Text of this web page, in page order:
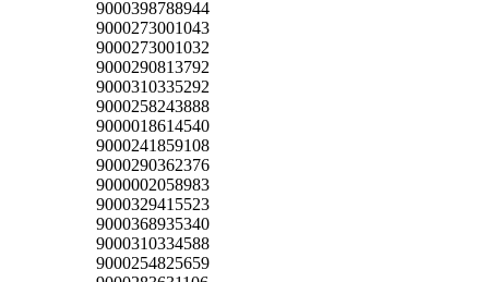
9000398788944
9000273001043
9000273001032
9000290813792
9000310335292
9000258243888
9000018614540
9000241859108
9000290362376
9000002058983
9000329415523
9000368935340
9000310334588
9000254825659